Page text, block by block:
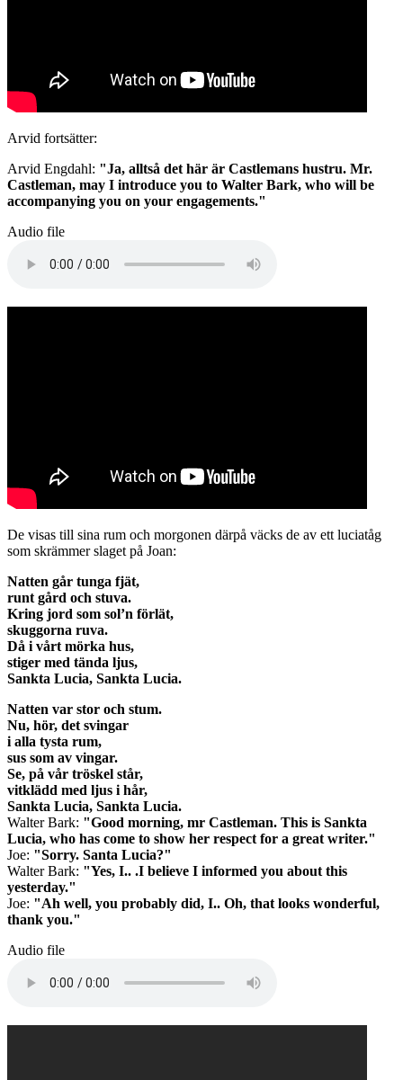
Arvid fortsätter:
Arvid Engdahl: "Ja, alltså det här är Castlemans hustru. Mr.
Castleman, may I introduce you to Walter Bark, who will be
accompanying you on your engagements."
Audio file
De visas till sina rum och morgonen därpå väcks de av ett luciatåg
som skrämmer slaget på Joan:
Natten går tunga fjät,
runt gård och stuva.
Kring jord som sol’n förlät,
skuggorna ruva.
Då i vårt mörka hus,
stiger med tända ljus,
Sankta Lucia, Sankta Lucia.
Natten var stor och stum.
Nu, hör, det svingar
i alla tysta rum,
sus som av vingar.
Se, på vår tröskel står,
vitklädd med ljus i hår,
Sankta Lucia, Sankta Lucia.
Walter Bark: "Good morning, mr Castleman. This is Sankta
Lucia, who has come to show her respect for a great writer."
Joe: "Sorry. Santa Lucia?"
Walter Bark: "Yes, I.. .I believe I informed you about this
yesterday."
Joe: "Ah well, you probably did, I.. Oh, that looks wonderful,
thank you."
Audio file